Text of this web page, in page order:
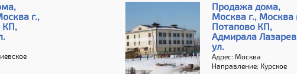
г.,
КП,
Продажа дома,
Москва г., Москва
Потапово КП,
Адмирала
ул.
Адрес: Москва
Направление: Курское